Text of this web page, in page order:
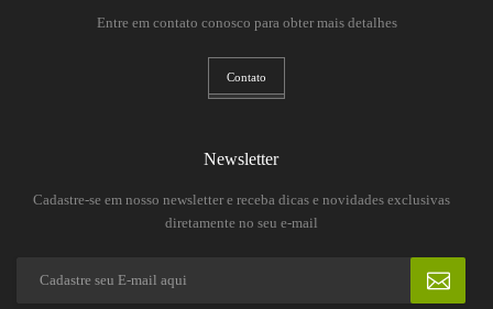
Entre em contato conosco para obter mais detalhes
Contato
Newsletter
Cadastre-se em nosso newsletter e receba dicas e novidades exclusivas
diretamente no seu e-mail